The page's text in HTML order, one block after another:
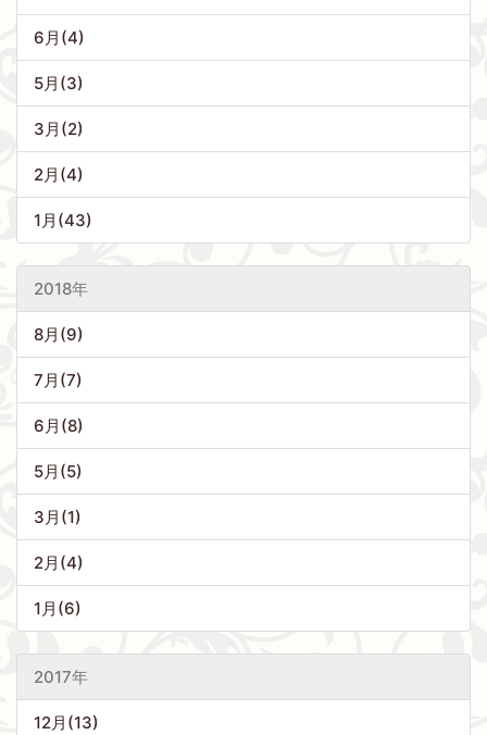
6月(4)
5月(3)
3月(2)
2月(4)
1月(43)
2018年
8月(9)
7月(7)
6月(8)
5月(5)
3月(1)
2月(4)
1月(6)
2017年
12月(13)